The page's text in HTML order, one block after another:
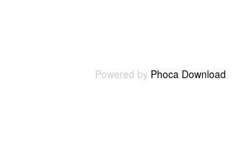
Powered by Phoca Download